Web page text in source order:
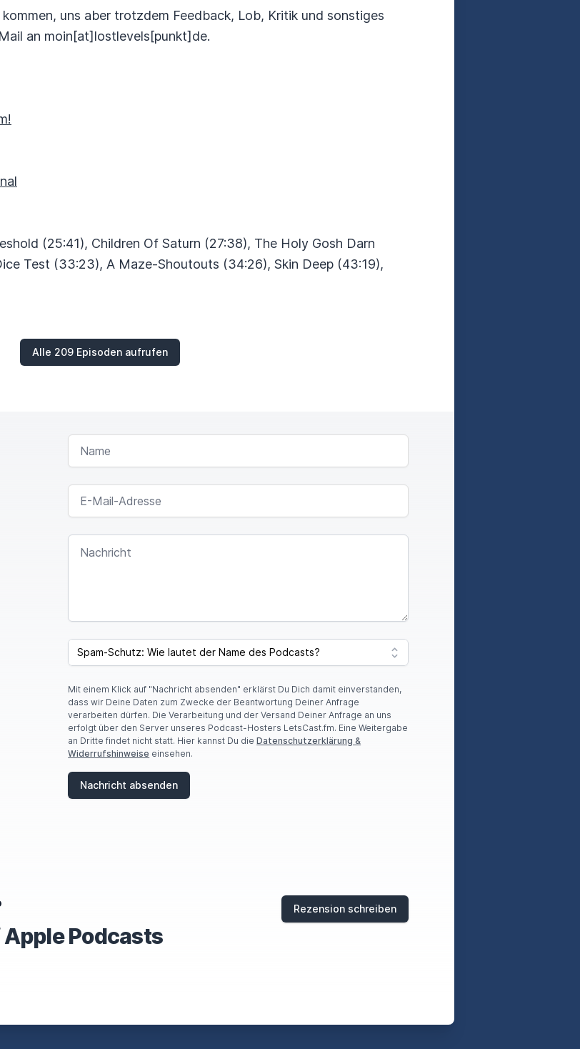
uns aber trotzdem Feedback, Lob, Kritik und sonstiges
an moin[at]lostlevels[punkt]de.
(25:41), Children Of Saturn (27:38), The Holy Gosh Darn
Test (33:23), A Maze-Shoutouts (34:26), Skin Deep (43:19),
Alle 209 Episoden aufrufen
NAME
E-MAIL-ADRESSE
NACHRICHT
SPAM CAPTCHA
Mit einem Klick auf "Nachricht absenden" erklärst Du Dich damit einverstanden,
dass wir Deine Daten zum Zwecke der Beantwortung Deiner Anfrage
verarbeiten dürfen. Die Verarbeitung und der Versand Deiner Anfrage an uns
erfolgt über den Server unseres Podcast-Hosters LetsCast.fm. Eine Weitergabe
an Dritte findet nicht statt. Hier kannst Du dieDatenschutzerklärung &
Widerrufshinweise einsehen.
Nachricht absenden
Podcasts
Rezension schreiben